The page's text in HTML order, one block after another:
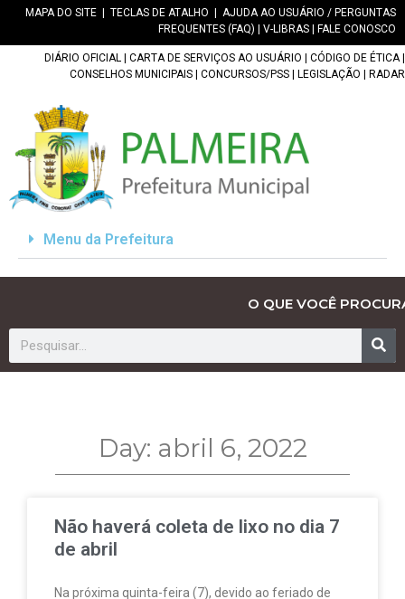
MAPA DO SITE TECLAS DE ATALHO
AJUDA AO USUÁRIO / PERGUNTAS
FREQUENTES (FAQ)
V-LIBRAS FALE CONOSCO
DIÁRIO OFICIAL CARTA DE SERVIÇOS AO USUÁRIO CÓDIGO DE ÉTICA|
CONSELHOS MUNICIPAIS
CONCURSOS/PSS LEGISLAÇÃO RADAR
Menu da Prefeitura
O QUE VOCÊ
Day: abril 6, 2022
Não haverá coleta de lixo no dia 7
de abril
Na próxima quinta-feira (7), devido ao feriado de